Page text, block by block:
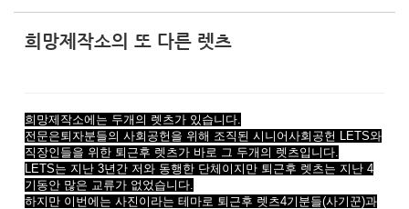
희망제작소의 또 다른 렛츠
희망제작소에는 두개의 렛츠가 있습니다.
전문은퇴자분들의 사회공헌을 위해 조직된 시니어사회공헌 LETS와
직장인들을 위한 퇴근후 렛츠가 바로 그 두개의 렛츠입니다.
LETS는 지난 3년간 저와 동행한 단체이지만 퇴근후 렛츠는 지난 4
기동안 많은 교류가 없었습니다.
하지만 이번에는 사진이라는 테마로 퇴근후 렛츠4기분들(사기꾼)과